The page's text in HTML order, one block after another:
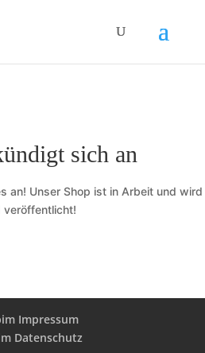
sich an
an! Unser Shop ist in Arbeit und wird
veröffentlicht!
Impressum
Datenschutz